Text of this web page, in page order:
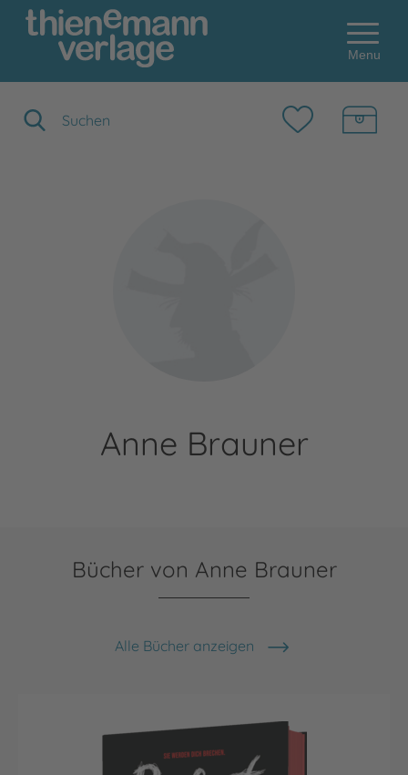
Menu
Anne Brauner
Bücher von Anne Brauner
Alle Bücher anzeigen